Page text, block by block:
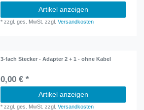
Artikel anzeigen
*zzgl. ges. MwSt. zzgl.Versandkosten
3-fach Stecker - Adapter 2 + 1 - ohne Kabel
0,00 € *
Artikel anzeigen
*zzgl. ges. MwSt. zzgl.Versandkosten